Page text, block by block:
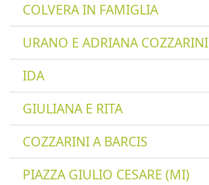
COLVERA IN FAMIGLIA
URANO E ADRIANA COZZARINI
IDA
GIULIANA E RITA
COZZARINI A BARCIS
PIAZZA GIULIO CESARE (MI)